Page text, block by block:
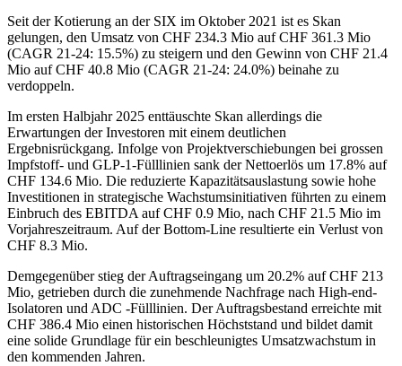
Seit der Kotierung an der SIX im Oktober 2021 ist es Skan
gelungen, den Umsatz von CHF 234.3 Mio auf CHF 361.3 Mio
(CAGR 21-24: 15.5%) zu steigern und den Gewinn von CHF 21.4
Mio auf CHF 40.8 Mio (CAGR 21-24: 24.0%) beinahe zu
verdoppeln.
Im ersten Halbjahr 2025 enttäuschte Skan allerdings die
Erwartungen der Investoren mit einem deutlichen
Ergebnisrückgang. Infolge von Projektverschiebungen bei grossen
Impfstoff- und GLP-1-Fülllinien sank der Nettoerlös um 17.8% auf
CHF 134.6 Mio. Die reduzierte Kapazitätsauslastung sowie hohe
Investitionen in strategische Wachstumsinitiativen führten zu einem
Einbruch des EBITDA auf CHF 0.9 Mio, nach CHF 21.5 Mio im
Vorjahreszeitraum. Auf der Bottom-Line resultierte ein Verlust von
CHF 8.3 Mio.
Demgegenüber stieg der Auftragseingang um 20.2% auf CHF 213
Mio, getrieben durch die zunehmende Nachfrage nach High-end-
Isolatoren und ADC -Fülllinien. Der Auftragsbestand erreichte mit
CHF 386.4 Mio einen historischen Höchststand und bildet damit
eine solide Grundlage für ein beschleunigtes Umsatzwachstum in
den kommenden Jahren.